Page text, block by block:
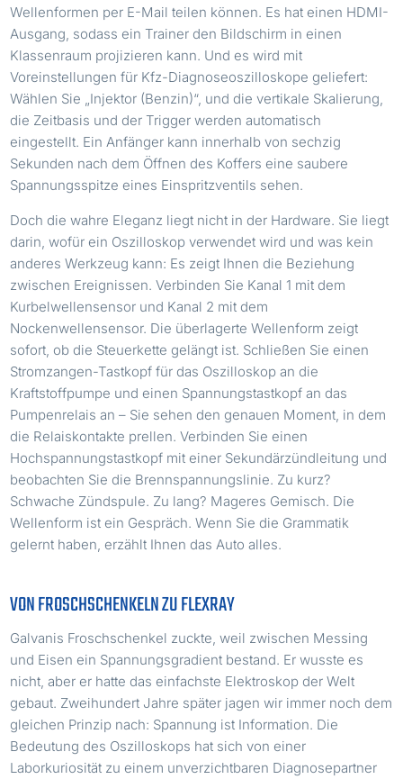
Wellenformen per E-Mail teilen können. Es hat einen HDMI-
Ausgang, sodass ein Trainer den Bildschirm in einen
Klassenraum projizieren kann. Und es wird mit
Voreinstellungen für Kfz-Diagnoseoszilloskope geliefert:
Wählen Sie „Injektor (Benzin)“, und die vertikale Skalierung,
die Zeitbasis und der Trigger werden automatisch
eingestellt. Ein Anfänger kann innerhalb von sechzig
Sekunden nach dem Öffnen des Koffers eine saubere
Spannungsspitze eines Einspritzventils sehen.
Doch die wahre Eleganz liegt nicht in der Hardware. Sie liegt
darin, wofür ein Oszilloskop verwendet wird und was kein
anderes Werkzeug kann: Es zeigt Ihnen die Beziehung
zwischen Ereignissen. Verbinden Sie Kanal 1 mit dem
Kurbelwellensensor und Kanal 2 mit dem
Nockenwellensensor. Die überlagerte Wellenform zeigt
sofort, ob die Steuerkette gelängt ist. Schließen Sie einen
Stromzangen-Tastkopf für das Oszilloskop an die
Kraftstoffpumpe und einen Spannungstastkopf an das
Pumpenrelais an – Sie sehen den genauen Moment, in dem
die Relaiskontakte prellen. Verbinden Sie einen
Hochspannungstastkopf mit einer Sekundärzündleitung und
beobachten Sie die Brennspannungslinie. Zu kurz?
Schwache Zündspule. Zu lang? Mageres Gemisch. Die
Wellenform ist ein Gespräch. Wenn Sie die Grammatik
gelernt haben, erzählt Ihnen das Auto alles.
VON FROSCHSCHENKELN ZU FLEXRAY
Galvanis Froschschenkel zuckte, weil zwischen Messing
und Eisen ein Spannungsgradient bestand. Er wusste es
nicht, aber er hatte das einfachste Elektroskop der Welt
gebaut. Zweihundert Jahre später jagen wir immer noch dem
gleichen Prinzip nach: Spannung ist Information. Die
Bedeutung des Oszilloskops hat sich von einer
Laborkuriosität zu einem unverzichtbaren Diagnosepartner